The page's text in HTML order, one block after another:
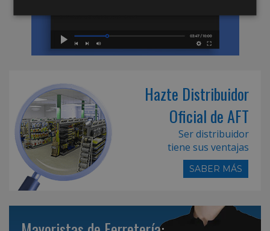
Hazte Distribuidor
Oficial de AFT
Ser distribuidor
tiene sus ventajas
SABER MÁS